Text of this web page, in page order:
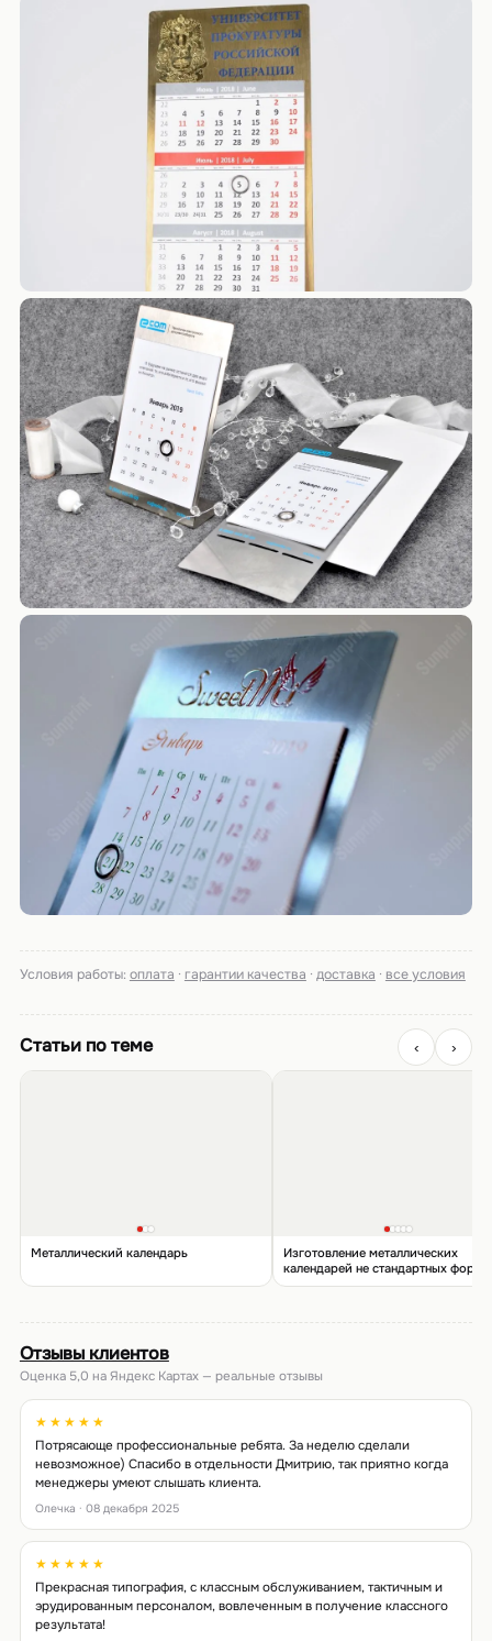
Условия работы: оплата · гарантии качества · доставка · все условия
Статьи по теме ‹ ›
Металлический календарь
Изготовление металлических
календарей не стандартных форм
Отзывы клиентов
Оценка 5,0 на Яндекс Картах — реальные отзывы
★★★★★
Потрясающе профессиональные ребята. За неделю сделали
невозможное) Спасибо в отдельности Дмитрию, так приятно когда
менеджеры умеют слышать клиента.
Олечка · 08 декабря 2025
★★★★★
Прекрасная типография, с классным обслуживанием, тактичным и
эрудированным персоналом, вовлеченным в получение классного
результата!